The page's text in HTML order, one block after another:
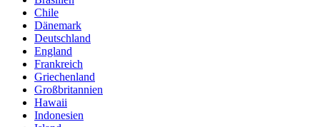
Chile
Dänemark
Deutschland
England
Frankreich
Griechenland
Großbritannien
Hawaii
Indonesien